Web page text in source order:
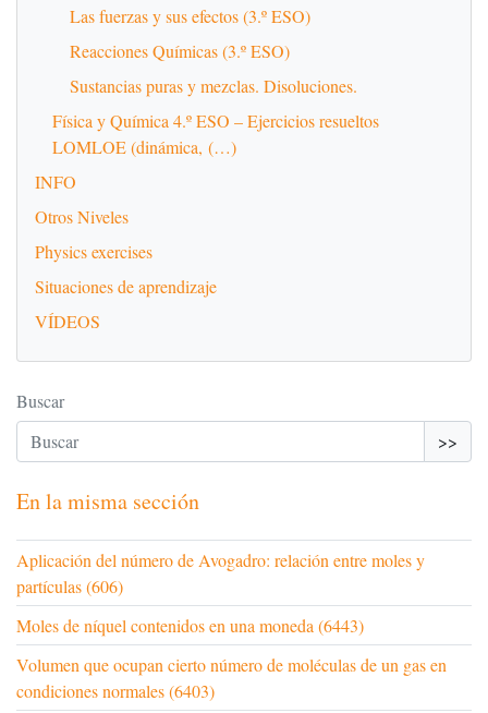
Las fuerzas y sus efectos (3.º ESO)
Reacciones Químicas (3.º ESO)
Sustancias puras y mezclas. Disoluciones.
Física y Química 4.º ESO – Ejercicios resueltos
LOMLOE (dinámica, (…)
INFO
Otros Niveles
Physics exercises
Situaciones de aprendizaje
VÍDEOS
Buscar
>>
En la misma sección
Aplicación del número de Avogadro: relación entre moles y
partículas (606)
Moles de níquel contenidos en una moneda (6443)
Volumen que ocupan cierto número de moléculas de un gas en
condiciones normales (6403)